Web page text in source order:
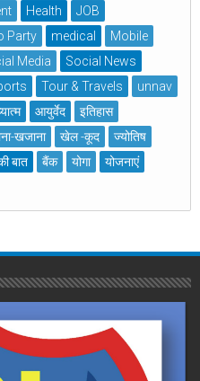
Health
JOB
Party medical
Mobile
Media
Social News
Tour & Travels
unnav
आयुर्वेद
इतिहास
खजाना खेल -कूद
ज्योतिष
बात बैंक योगा
योजनाएं